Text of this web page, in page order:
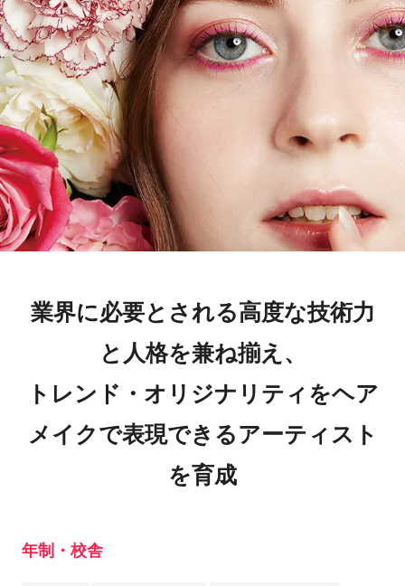
業界に必要とされる高度な技術力
と人格を兼ね揃え、
トレンド・オリジナリティをヘア
メイクで表現できるアーティスト
を育成
年制・校舎